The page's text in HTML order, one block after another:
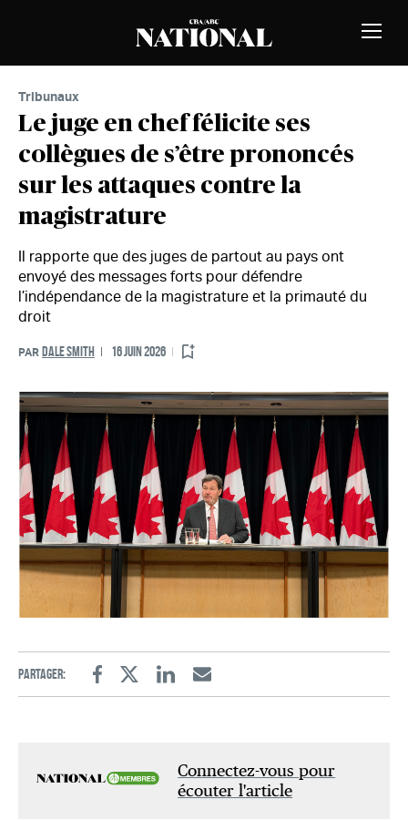
Tribunaux
Le juge en chef félicite ses
collègues de s’être prononcés
sur les attaques contre la
magistrature
Il rapporte que des juges de partout au pays ont
envoyé des messages forts pour défendre
l’indépendance de la magistrature et la primauté du
droit
PAR DALE SMITH 16 JUIN 2026
Partager:
FacebookTwitterLinkedinEmail
Connectez-vous pour
écouter l'article